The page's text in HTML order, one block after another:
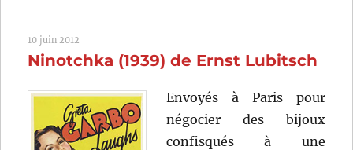
10 juin 2012
Ninotchka (1939) de Ernst Lubitsch
Envoyés à Paris pour
négocier des bijoux
confisqués à une